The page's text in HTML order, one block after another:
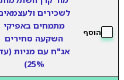
הוסף
לשכירים
מתמחים באפיקי
השקעה סחירים
אג"ח עם מניות
25%)